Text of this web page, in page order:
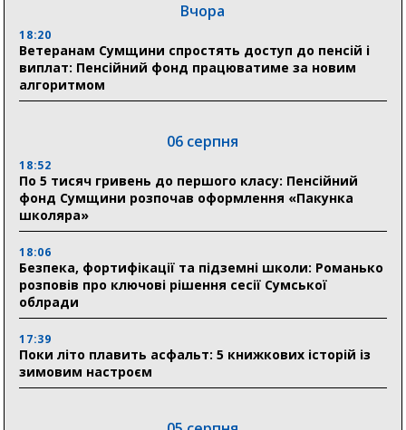
Вчора
18:20
Ветеранам Сумщини спростять доступ до пенсій і
виплат: Пенсійний фонд працюватиме за новим
алгоритмом
06 серпня
18:52
По 5 тисяч гривень до першого класу: Пенсійний
фонд Сумщини розпочав оформлення «Пакунка
школяра»
18:06
Безпека, фортифікації та підземні школи: Романько
розповів про ключові рішення сесії Сумської
облради
17:39
Поки літо плавить асфальт: 5 книжкових історій із
зимовим настроєм